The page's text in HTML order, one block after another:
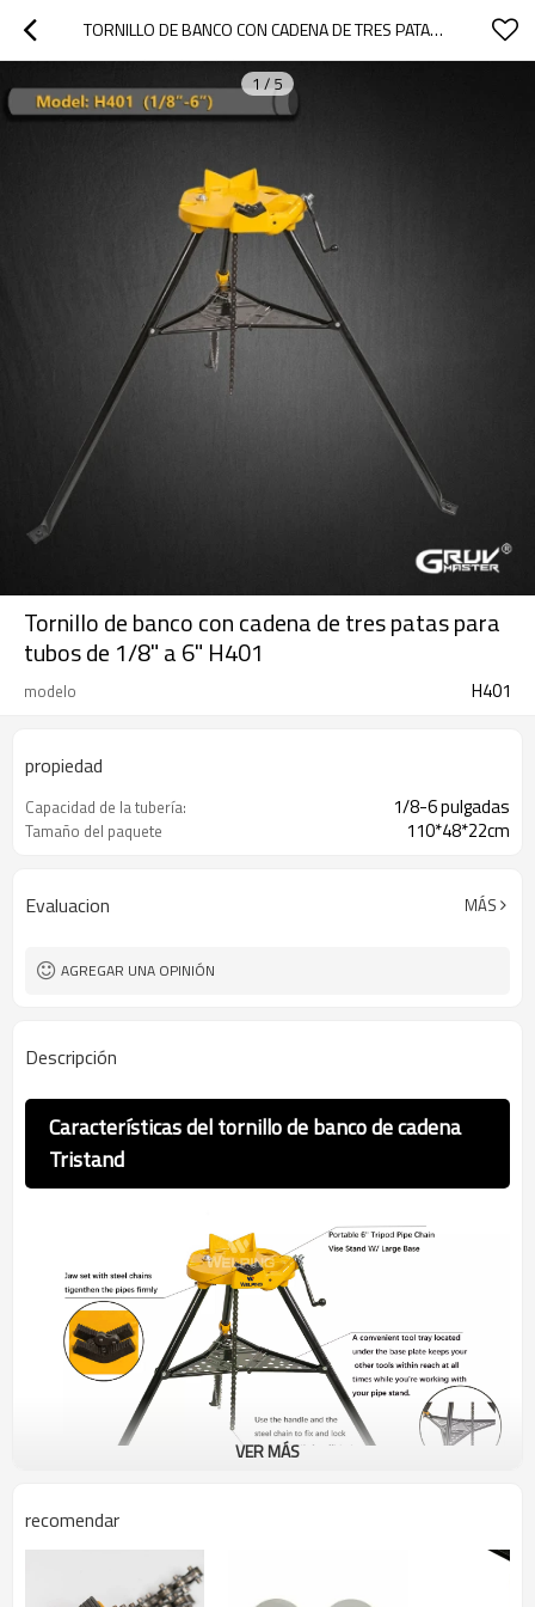
TORNILLO DE BANCO CON CADENA DE TRES PATAS PARA TUBOS DE 1/8" A 6" H401
1 / 5
Tornillo de banco con cadena de tres patas para
tubos de 1/8" a 6" H401
modelo H401
propiedad
Capacidad de la tubería: 1/8-6 pulgadas
Tamaño del paquete 110*48*22cm
Evaluacion MÁS
AGREGAR UNA OPINIÓN
Descripción
Características del tornillo de banco de cadena
Tristand
VER MÁS
recomendar